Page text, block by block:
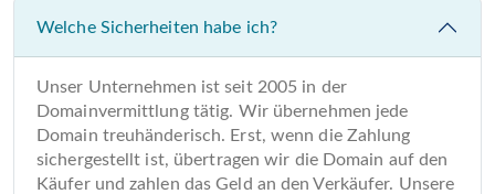
Welche Sicherheiten habe ich?
Unser Unternehmen ist seit 2005 in der
Domainvermittlung tätig. Wir übernehmen jede
Domain treuhänderisch. Erst, wenn die Zahlung
sichergestellt ist, übertragen wir die Domain auf den
Käufer und zahlen das Geld an den Verkäufer. Unsere